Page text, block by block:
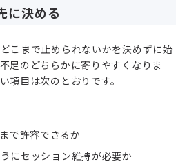
に決める
こまで止められないかを決めずに始
足のどちらかに寄りやすくなりま
項目は次のとおりです。
で許容できるか
にセッション維持が必要か